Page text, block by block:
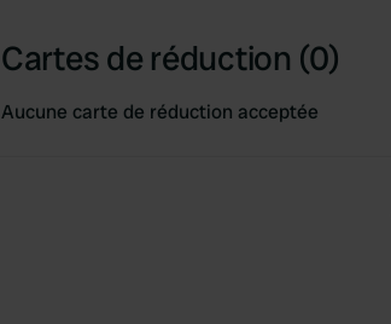
Cartes de réduction (0)
Aucune carte de réduction acceptée